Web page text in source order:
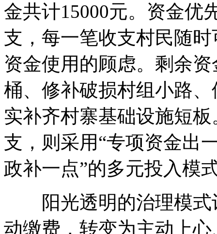
金共计15000元。资金优
支，每一笔收支村民随
资金使用的顾虑。剩余
桶、修补破损村组小路
实补齐村寨基础设施短
支，则采用“专项资金出
政补一点”的多元投入模
阳光透明的治理模式
动缴费，转变为主动上